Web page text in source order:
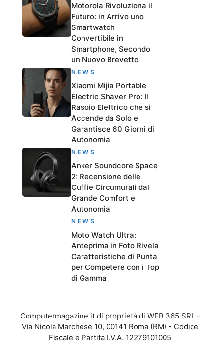
Motorola Rivoluziona il
Futuro: in Arrivo uno
Smartwatch
Convertibile in
Smartphone, Secondo
un Nuovo Brevetto
NEWS
Xiaomi Mijia Portable
Electric Shaver Pro: Il
Rasoio Elettrico che si
Accende da Solo e
Garantisce 60 Giorni di
Autonomia
NEWS
Anker Soundcore Space
2: Recensione delle
Cuffie Circumurali dal
Grande Comfort e
Autonomia
NEWS
Moto Watch Ultra:
Anteprima in Foto Rivela
Caratteristiche di Punta
per Competere con i Top
di Gamma
Computermagazine.it di proprietà di WEB 365 SRL -
Via Nicola Marchese 10, 00141 Roma (RM) - Codice
Fiscale e Partita I.V.A. 12279101005